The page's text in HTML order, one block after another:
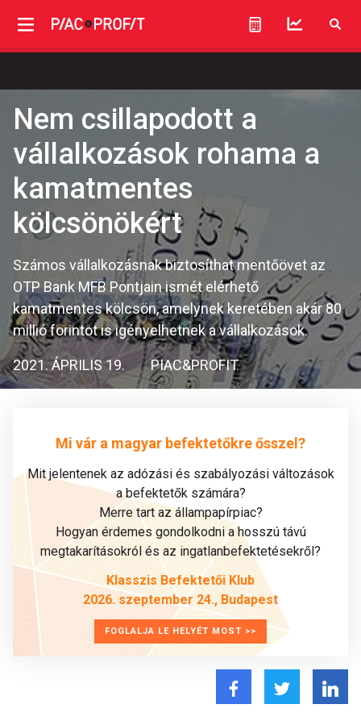
Nem csillapodott a
vállalkozások rohama a
kamatmentes
kölcsönökért
Számos vállalkozásnak biztosíthat mentőövet az
OTP Bank MFB Pontjain ismét elérhető
kamatmentes kölcsön, amelynek keretében akár 80
millió forintot is igényelhetnek a vállalkozások.
2021. ÁPRILIS 19. PIAC&PROFIT
Mi vár a magyar befektetőkre ősszel?
Mit jelentenek az adózási és szabályozási változások
a befektetők számára?
Merre tart az állampapírpiac?
Hogyan érdemes gondolkodni a hosszú távú
megtakarításokról és az ingatlanbefektetésekről?
Klasszis Befektetői Klub
2026. szeptember 24., Budapest
FOGLALJA LE HELYÉT MOST >>